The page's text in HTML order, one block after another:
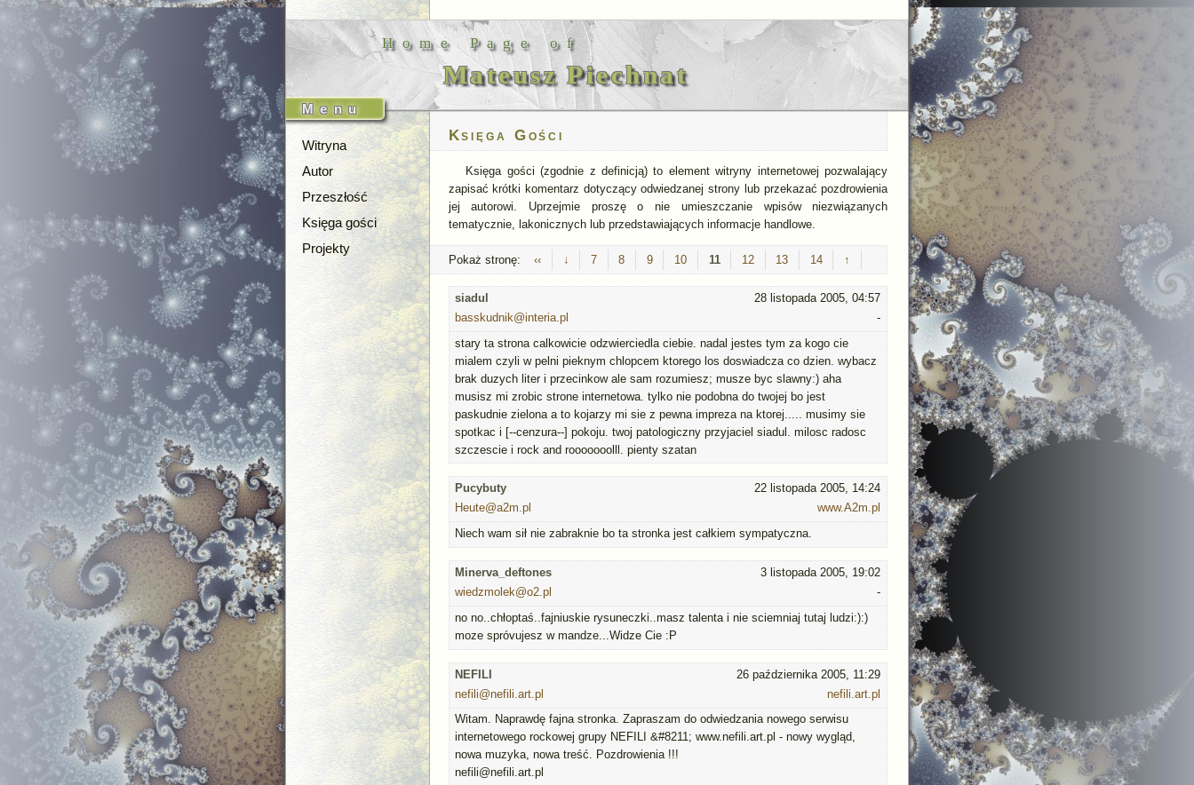
Menu
Witryna
Autor
Przeszłość
Księga gości
Projekty
Home Page of
Mateusz Piechnat
Księga Gości
Księga gości (zgodnie z definicją) to element witryny internetowej pozwalający
zapisać krótki komentarz dotyczący odwiedzanej strony lub przekazać pozdrowienia
jej autorowi. Uprzejmie proszę o nie umieszczanie wpisów niezwiązanych
tematycznie, lakonicznych lub przedstawiających informacje handlowe.
Pokaż stronę: ‹‹ ↓ 7 8 9 10 11 12 13 14 ↑
siadul
28 listopada 2005, 04:57
basskudnik@interia.pl
-
stary ta strona calkowicie odzwierciedla ciebie. nadal jestes tym za kogo cie
mialem czyli w pelni pieknym chlopcem ktorego los doswiadcza co dzien. wybacz
brak duzych liter i przecinkow ale sam rozumiesz; musze byc slawny:) aha
musisz mi zrobic strone internetowa. tylko nie podobna do twojej bo jest
paskudnie zielona a to kojarzy mi sie z pewna impreza na ktorej..... musimy sie
spotkac i [--cenzura--] pokoju. twoj patologiczny przyjaciel siadul. milosc radosc
szczescie i rock and rooooooolll. pienty szatan
Pucybuty
22 listopada 2005, 14:24
Heute@a2m.pl
www.A2m.pl
Niech wam sił nie zabraknie bo ta stronka jest całkiem sympatyczna.
Minerva_deftones
3 listopada 2005, 19:02
wiedzmolek@o2.pl
-
no no..chłoptaś..fajniuskie rysuneczki..masz talenta i nie sciemniaj tutaj ludzi:):)
moze spróvujesz w mandze...Widze Cie :P
NEFILI
26 października 2005, 11:29
nefili@nefili.art.pl
nefili.art.pl
Witam. Naprawdę fajna stronka. Zapraszam do odwiedzania nowego serwisu
internetowego rockowej grupy NEFILI &#8211; www.nefili.art.pl - nowy wygląd,
nowa muzyka, nowa treść. Pozdrowienia !!!
nefili@nefili.art.pl